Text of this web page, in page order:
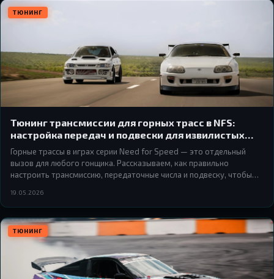
ТЮНИНГ
Тюнинг трансмиссии для горных трасс в NFS:
настройка передач и подвески для извилистых
подъёмов и крутых спусков
Горные трассы в играх серии Need for Speed — это отдельный
вызов для любого гонщика. Рассказываем, как правильно
настроить трансмиссию, передаточные числа и подвеску, чтобы
спусках.
19.05.2026
ТЮНИНГ